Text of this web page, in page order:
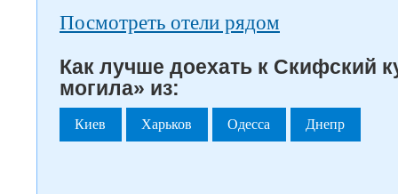
Посмотреть отели рядом
Как лучше доехать к Скифский
могила» из:
Киев Харьков Одесса Днепр